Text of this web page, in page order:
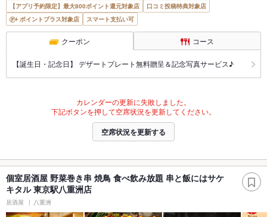
【アプリ予約限定】最大800ポイント還元対象店
口コミ投稿特典対象店
ポイントプラス対象店
スマート支払い可
クーポン コース
【誕生日・記念日】 デザートプレート無料贈呈＆記念写真サービス♪
カレンダーの更新に失敗しました。
下記ボタンを押して空席状況を更新してください。
空席状況を更新する
個室居酒屋 野菜巻き串 焼鳥 食べ飲み放題 串と飯にはサケ
キタル 東京駅八重洲店
居酒屋 八重洲